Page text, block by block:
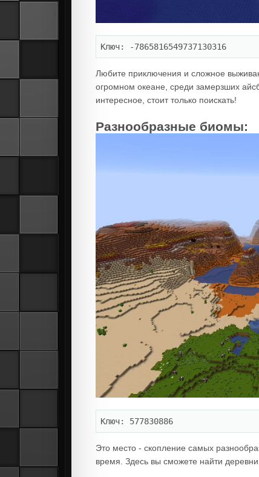
Ключ: -7865816549737130316
Любите приключения и сложное
огромном океане, среди замерзших
интересное, стоит только поискать!
Разнообразные биомы:
Ключ: 577830886
Это место - скопление самых
время. Здесь вы сможете найти